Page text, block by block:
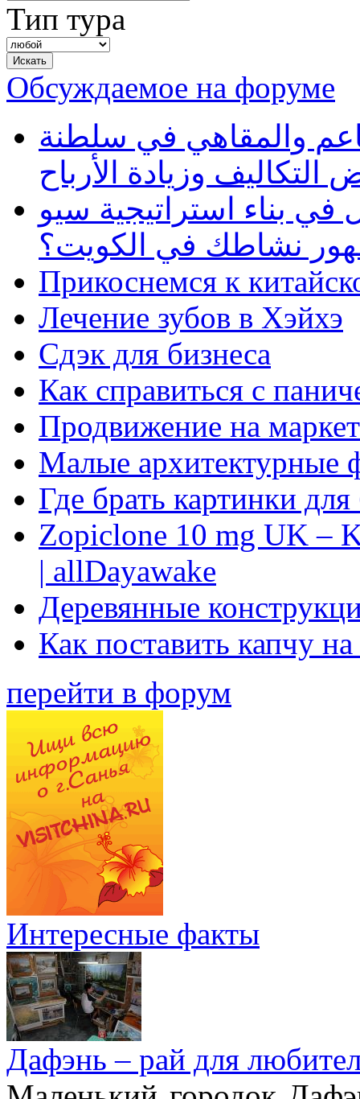
Тип тура
Обсуждаемое на форуме
والمقاهي في سلطنة
وزيادة الأرباح
بناء استراتيجية سيو
نشاطك في الكويت؟
Прикоснемся к
Лечение зубов в Хэйхэ
Сдэк для бизнеса
Как справиться с
Продвижение на
Малые архитектурные
Где брать картинки
Zopiclone 10 mg UK –
| allDayawake
Деревянные
Как поставить капчу
перейти в форум
Интересные факты
Дафэнь – рай для